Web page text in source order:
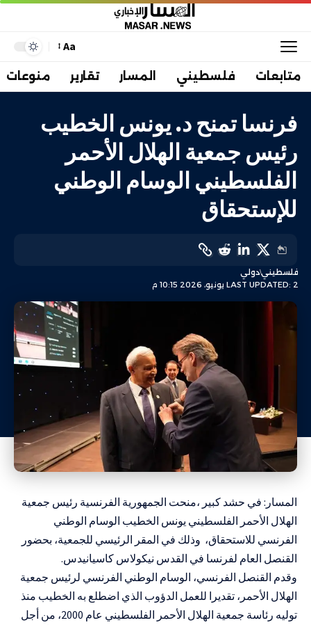
Aa
متابعات فلسطيني المسار تقارير منوعات
فرنسا تمنح د. يونس الخطيب
رئيس جمعية الهلال الأحمر
الفلسطيني الوسام الوطني
للإستحقاق
LAST UPDATED: 2 يونيو، 2026 10:15 م
فلسطينيدولي
المسار: في حشد كبير ،منحت الجمهورية الفرنسية رئيس جمعية
الهلال الأحمر الفلسطيني يونس الخطيب الوسام الوطني
الفرنسي للاستحقاق، وذلك في المقر الرئيسي للجمعية، بحضور
القنصل العام لفرنسا في القدس نيكولاس كاسيانيدس.
وقدم القنصل الفرنسي، الوسام الوطني الفرنسي لرئيس جمعية
الهلال الأحمر، تقديرا للعمل الدؤوب الذي اضطلع به الخطيب منذ
توليه رئاسة جمعية الهلال الأحمر الفلسطيني عام 2000، من أجل